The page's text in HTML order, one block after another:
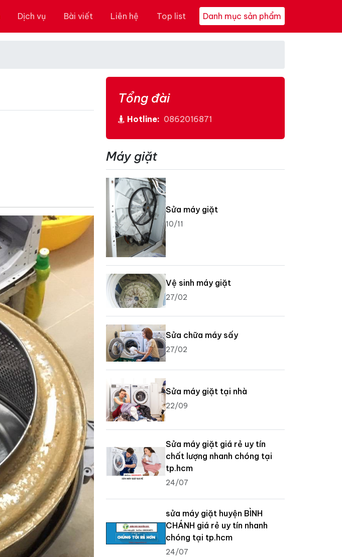
Dịch vụ Bài viết Liên hệ Top list Danh mục sản phẩm
Tổng đài
Hotline: 0862016871
Máy giặt
Sửa máy giặt
10/11
Vệ sinh máy giặt
27/02
Sửa chữa máy sấy
27/02
Sửa máy giặt tại nhà
22/09
Sửa máy giặt giá rẻ uy tín
chất lượng nhanh chóng tại
tp.hcm
24/07
sửa máy giặt huyện BÌNH
CHÁNH giá rẻ uy tín nhanh
chóng tại tp.hcm
24/07